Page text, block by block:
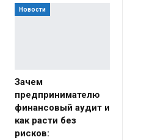
Новости
Зачем
предпринимателю
финансовый аудит и
как расти без
рисков: